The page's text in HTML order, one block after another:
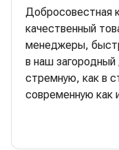
Добросовестная
качественный
менеджеры,
в наш загородный
стремную, как в
современную как